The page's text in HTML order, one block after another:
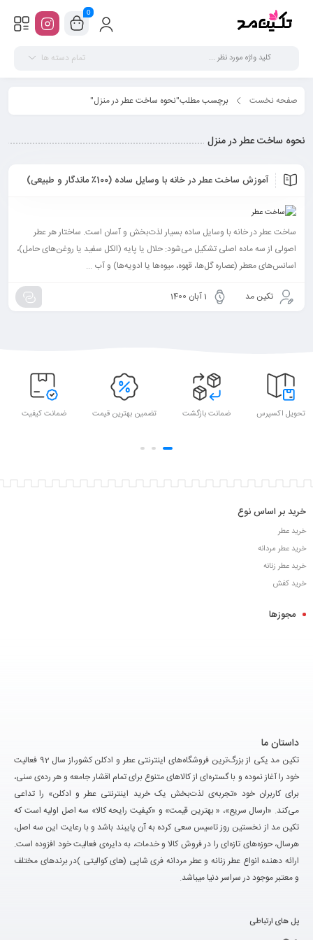
0
تمام دسته ها
صفحه نخست برچسب مطلب"نحوه ساخت عطر در منزل"
نحوه ساخت عطر در منزل
آموزش ساخت عطر در خانه با وسایل ساده (100٪ ماندگار و طبیعی)
ساخت عطر در خانه با وسایل ساده بسیار لذت‌بخش و آسان است. ساختار هر عطر
اصولی از سه ماده اصلی تشکیل می‌شود: حلال یا پایه (الکل سفید یا روغن‌های حامل)،
اسانس‌های معطر (عصاره گل‌ها، قهوه، میوه‌ها یا ادویه‌ها) و آب ...
تکین مد 1 آبان 1400
تحویل اکسپرس ضمانت بازگشت تضمین بهترین قیمت ضمانت کیفیت
خرید بر اساس نوع
خرید عطر
خرید عطر مردانه
خرید عطر زنانه
خرید کفش
مجوزها
داستان ما
تکین مد یکی از بزرگ‌ترین فروشگاه‌های اینترنتی عطر و ادکلن کشور،از سال 92 فعالیت
خود را آغاز نموده و با گستره‌ای از کالاهای متنوع برای تمام اقشار جامعه و هر رده‌ی سنی،
برای کاربران خود «تجربه‌ی لذت‌بخش یک خرید اینترنتی عطر و ادکلن» را تداعی
می‌کند. «ارسال سریع»، « بهترین قیمت» و «کیفیت رایحه کالا» سه اصل اولیه است که
تکین مد از نخستین روز تاسیس سعی کرده به آن پایبند باشد و با رعایت این سه اصل،
هرسال، حوزه‌های تازه‌ای را در فروش کالا و خدمات، به دایره‌ی فعالیت خود افزوده است.
ارائه دهنده انواع عطر زنانه و عطر مردانه فری شاپی (های کوالیتی )در برندهای مختلف
و معتبر موجود در سراسر دنیا میباشد.
پل های ارتباطی